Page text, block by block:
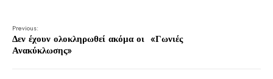
Previous:
Δεν έχουν ολοκληρωθεί ακόμα οι «Γωνιές
Ανακύκλωσης»